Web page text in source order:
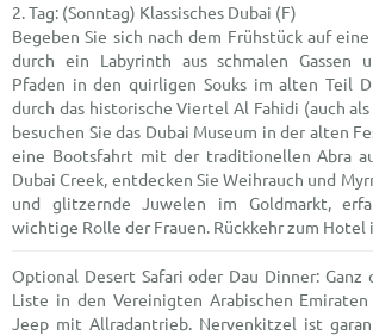
(Sonntag) Klassisches Dubai (F)
Begeben Sie sich nach dem Frühstück auf
durch ein Labyrinth aus schmalen Gassen
Pfaden in den quirligen Souks im alten Teil
durch das historische Viertel Al Fahidi (auch
besuchen Sie das Dubai Museum in der alten
eine Bootsfahrt mit der traditionellen Abra
Dubai Creek, entdecken Sie Weihrauch und
und glitzernde Juwelen im Goldmarkt,
wichtige Rolle der Frauen. Rückkehr zum Hotel
Optional Desert Safari oder Dau Dinner: Ganz
Liste in den Vereinigten Arabischen
Jeep mit Allradantrieb. Nervenkitzel ist